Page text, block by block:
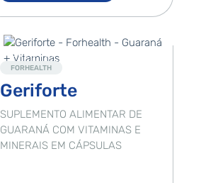
Destaque
FORHEALTH
Geriforte
SUPLEMENTO ALIMENTAR DE
GUARANÁ COM VITAMINAS E
MINERAIS EM CÁPSULAS